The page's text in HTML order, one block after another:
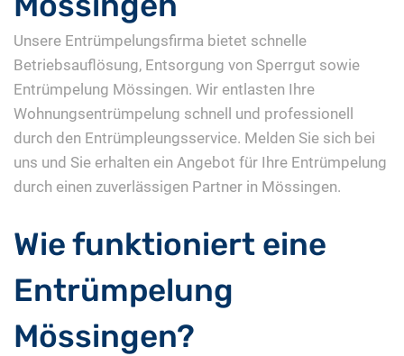
Unsere Entrümpelungsfirma bietet schnelle
Betriebsauflösung, Entsorgung von Sperrgut sowie
Entrümpelung Mössingen. Wir entlasten Ihre
Wohnungsentrümpelung schnell und professionell
durch den Entrümpleungsservice. Melden Sie sich bei
uns und Sie erhalten ein Angebot für Ihre Entrümpelung
durch einen zuverlässigen Partner in Mössingen.
Wie funktioniert eine
Entrümpelung
Mössingen?